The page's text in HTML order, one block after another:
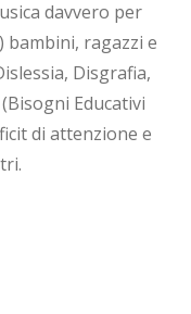
davvero per
ragazzi e
Disgrafia,
Educativi
di attenzione e